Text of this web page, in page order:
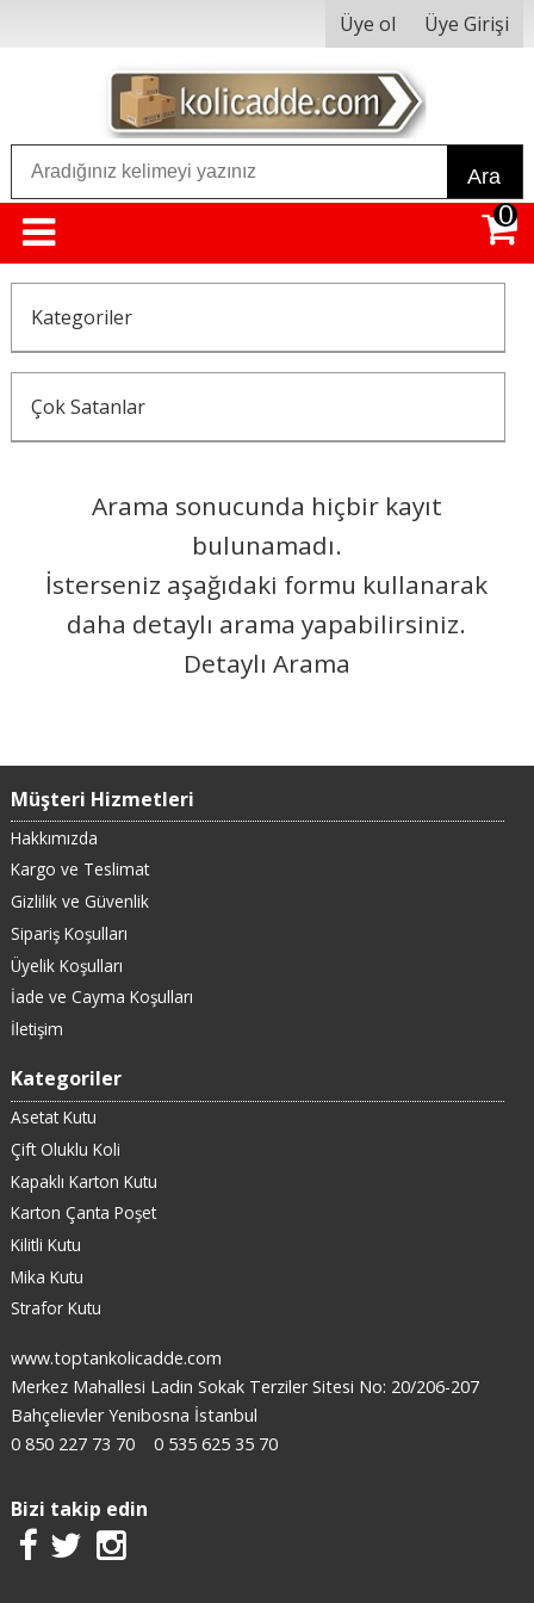
Üye ol Üye Girişi
Ara
0
Kategoriler
Çok Satanlar
Arama sonucunda hiçbir kayıt
bulunamadı.
İsterseniz aşağıdaki formu kullanarak
daha detaylı arama yapabilirsiniz.
Detaylı Arama
Müşteri Hizmetleri
Hakkımızda
Kargo ve Teslimat
Gizlilik ve Güvenlik
Sipariş Koşulları
Üyelik Koşulları
İade ve Cayma Koşulları
İletişim
Kategoriler
Asetat Kutu
Çift Oluklu Koli
Kapaklı Karton Kutu
Karton Çanta Poşet
Kilitli Kutu
Mika Kutu
Strafor Kutu
www.toptankolicadde.com
Merkez Mahallesi Ladin Sokak Terziler Sitesi No: 20/206-207
Bahçelievler Yenibosna İstanbul
0 850 227 73 70
0 535 625 35 70
Bizi takip edin